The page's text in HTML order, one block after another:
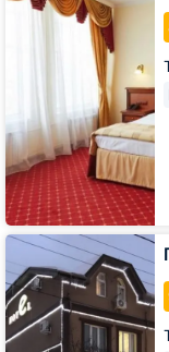
Гостевой
Европейский